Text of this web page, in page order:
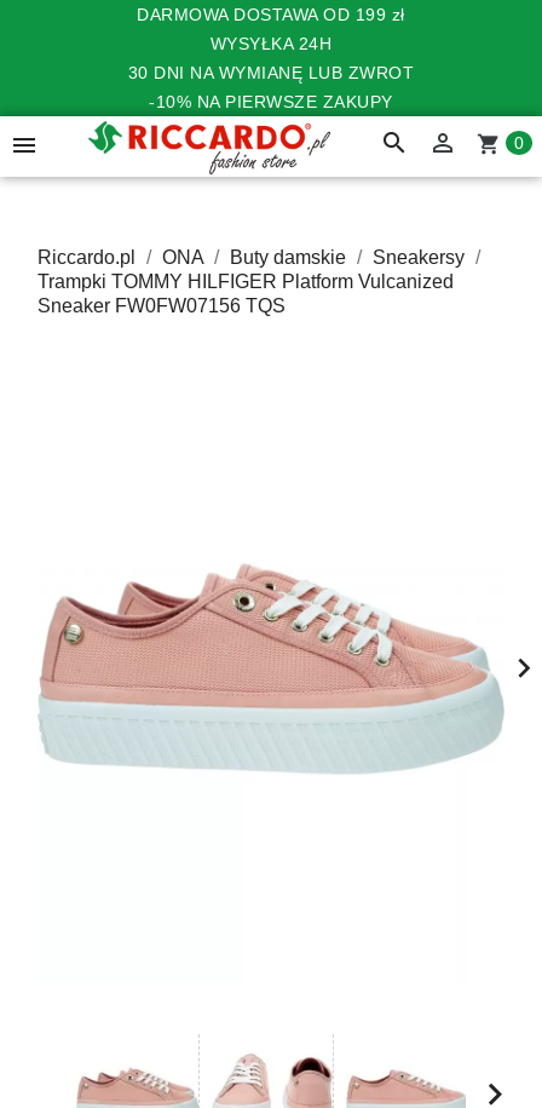
DARMOWA DOSTAWA OD 199 zł
WYSYŁKA 24H
30 DNI NA WYMIANĘ LUB ZWROT
-10% NA PIERWSZE ZAKUPY
 search  shopping_cart 0
Riccardo.pl ONA Buty damskie
Sneakersy
Trampki TOMMY HILFIGER Platform Vulcanized
Sneaker FW0FW07156 TQS
